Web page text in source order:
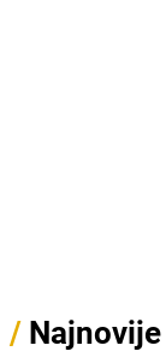
/ Najnovije